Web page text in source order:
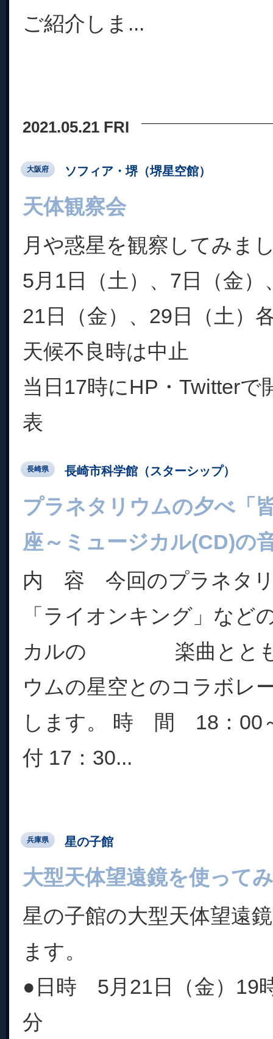
ご紹介しま...
2021.05.21 FRI
大阪府 ソフィア・堺（堺星空館）
天体観察会
月や惑星を観察してみま
5月1日（土）、7日（金）
21日（金）、29日（土）
天候不良時は中止
当日17時にHP・Twitterで
表
長崎県 長崎市科学館（スターシップ）
プラネタリウムの夕べ「
座～ミュージカル(CD)の
内 容 今回のプラネタリ
「ライオンキング」など
カルの 楽曲ととも
ウムの星空とのコラボレ
します。 時 間 18：
付 17：30...
兵庫県 星の子館
大型天体望遠鏡を使って
星の子館の大型天体望遠
ます。
●日時 5月21日（金）19
分